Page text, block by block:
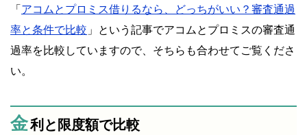
「 アコムとプロミス借りるなら、どっちがいい？審査通過
率と条件で比較 」という記事でアコムとプロミスの審査通
過率を比較していますので、そちらも合わせてご覧くださ
い。
金利と限度額で比較